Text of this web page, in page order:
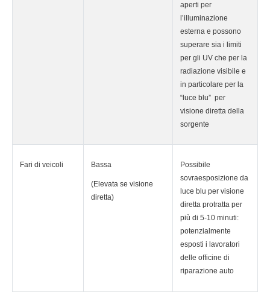
aperti per
l’illuminazione
esterna e possono
superare sia i limiti
per gli UV che per la
radiazione visibile e
in particolare per la
“luce blu” per
visione diretta della
sorgente
Fari di veicoli Bassa
(Elevata se visione
diretta)
Possibile
sovraesposizione da
luce blu per visione
diretta protratta per
più di 5-10 minuti:
potenzialmente
esposti i lavoratori
delle officine di
riparazione auto